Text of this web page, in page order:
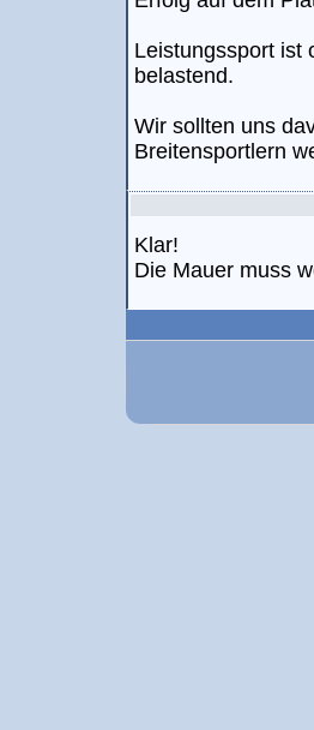
Leistungssport ist
belastend.
Wir sollten uns
Breitensportlern
Klar!
Die Mauer muss